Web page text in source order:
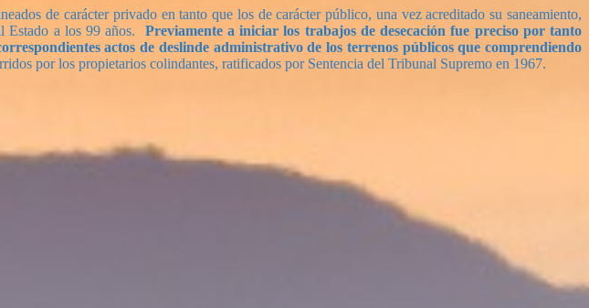
de carácter privado en tanto que los de carácter público, una vez acreditado su saneamiento,
Estado a los 99 años. Previamente a iniciar los trabajos de desecación fue preciso por tanto
actos de deslinde administrativo de los terrenos públicos que comprendiendo
por los propietarios colindantes, ratificados por Sentencia del Tribunal Supremo en 1967.